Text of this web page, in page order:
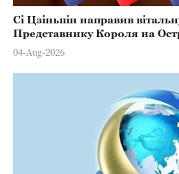
Сі Цзіньпін направив
Представнику Короля на
Марстерсу з нагоди Дня
04-Aug-2026